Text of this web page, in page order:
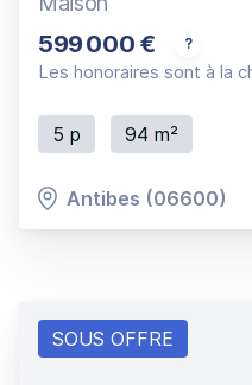
599 000 € Maison
Les honoraires sont à la
5 p 94 m²
Antibes (06600)
SOUS OFFRE